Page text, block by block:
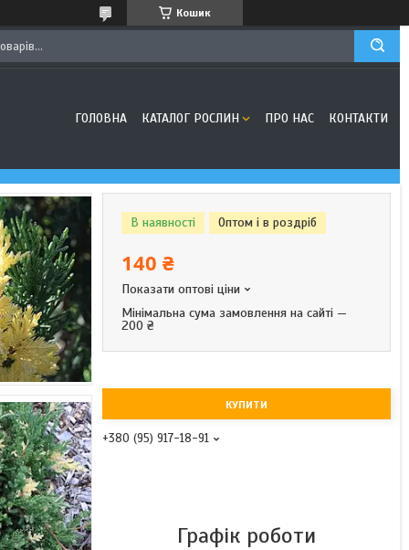
Кошик
ГОЛОВНА КАТАЛОГ РОСЛИН ПРО НАС КОНТАКТИ
В наявності Оптом і в роздріб
140 ₴
Показати оптові ціни
Мінімальна сума замовлення на сайті —
200 ₴
КУПИТИ
+380 (95) 917-18-91
Графік роботи